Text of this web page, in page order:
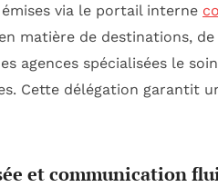
émises via le portail interne
matière de destinations,
agences spécialisées le
Cette délégation garantit
et communication